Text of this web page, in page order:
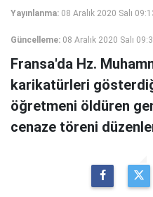
Yayınlanma: 08 Aralık 2020 Salı
Güncelleme: 08 Aralık 2020 Salı
Fransa'da Hz.
karikatürleri
öğretmeni öldüren
cenaze töreni